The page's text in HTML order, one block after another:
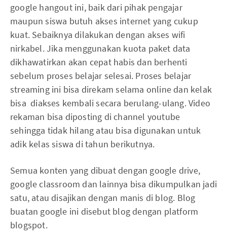
google hangout ini, baik dari pihak pengajar
maupun siswa butuh akses internet yang cukup
kuat. Sebaiknya dilakukan dengan akses wifi
nirkabel. Jika menggunakan kuota paket data
dikhawatirkan akan cepat habis dan berhenti
sebelum proses belajar selesai. Proses belajar
streaming ini bisa direkam selama online dan kelak
bisa diakses kembali secara berulang-ulang. Video
rekaman bisa diposting di channel youtube
sehingga tidak hilang atau bisa digunakan untuk
adik kelas siswa di tahun berikutnya.
Semua konten yang dibuat dengan google drive,
google classroom dan lainnya bisa dikumpulkan jadi
satu, atau disajikan dengan manis di blog. Blog
buatan google ini disebut blog dengan platform
blogspot.